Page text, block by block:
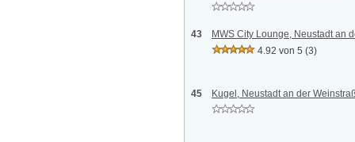
43
MWS City Lounge, Neustadt an
4.92 von 5 (3)
45 Kugel, Neustadt an der